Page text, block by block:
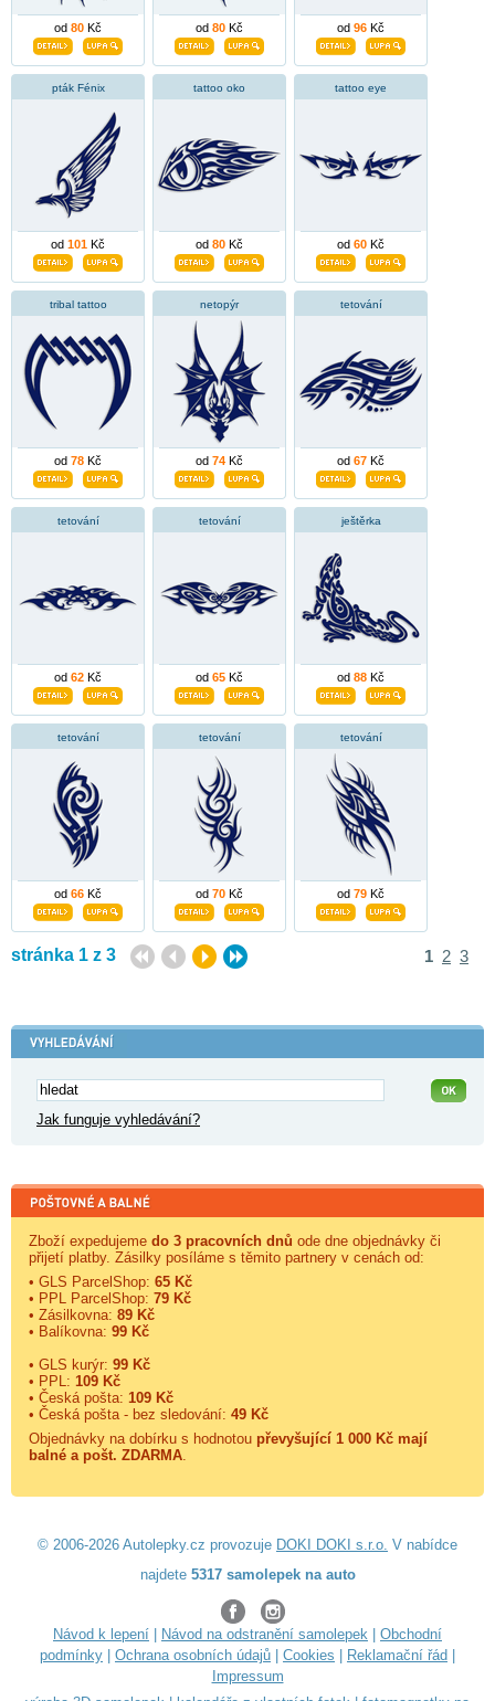
od 80 Kč od 80 Kč od 96 Kč
pták Fénix
od 101 Kč
tattoo oko
od 80 Kč
tattoo eye
od 60 Kč
tribal tattoo
od 78 Kč
netopýr
od 74 Kč
tetování
od 67 Kč
tetování
od 62 Kč
tetování
od 65 Kč
ještěrka
od 88 Kč
tetování
od 66 Kč
tetování
od 70 Kč
tetování
od 79 Kč
stránka 1 z 3 1 2 3
Jak funguje vyhledávání?
Zboží expedujeme do 3 pracovních dnů ode dne objednávky či
přijetí platby. Zásilky posíláme s těmito partnery v cenách od:
• GLS ParcelShop: 65 Kč
• PPL ParcelShop: 79 Kč
• Zásilkovna: 89 Kč
• Balíkovna: 99 Kč
• GLS kurýr: 99 Kč
• PPL: 109 Kč
• Česká pošta: 109 Kč
• Česká pošta - bez sledování: 49 Kč
Objednávky na dobírku s hodnotou převyšující 1 000 Kč mají
balné a pošt. ZDARMA
© 2006-2026 Autolepky.cz provozuje DOKI DOKI s.r.o. V nabídce
najdete 5317 samolepek na auto
Návod k lepení Návod na odstranění samolepek
Obchodní
podmínky
Ochrana osobních údajů Cookies Reklamační řád
Impressum